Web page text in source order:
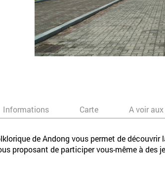
Informations Carte A voir
de Andong vous permet de
proposant de participer vous-même à des